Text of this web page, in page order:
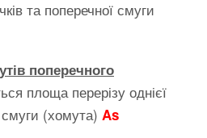
та поперечної смуги
поперечного
площа перерізу однієї
(хомута) As